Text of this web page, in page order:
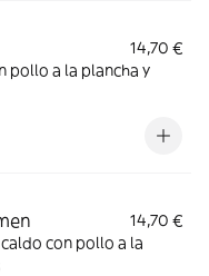
14,70 €
pollo a la plancha y
14,70 €
con pollo a la